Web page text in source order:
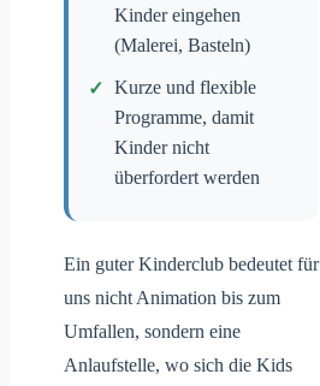
Kinder eingehen
(Malerei, Basteln)
Kurze und flexible
Programme, damit
Kinder nicht
überfordert werden
Ein guter Kinderclub bedeutet für
uns nicht Animation bis zum
Umfallen, sondern eine
Anlaufstelle, wo sich die Kids